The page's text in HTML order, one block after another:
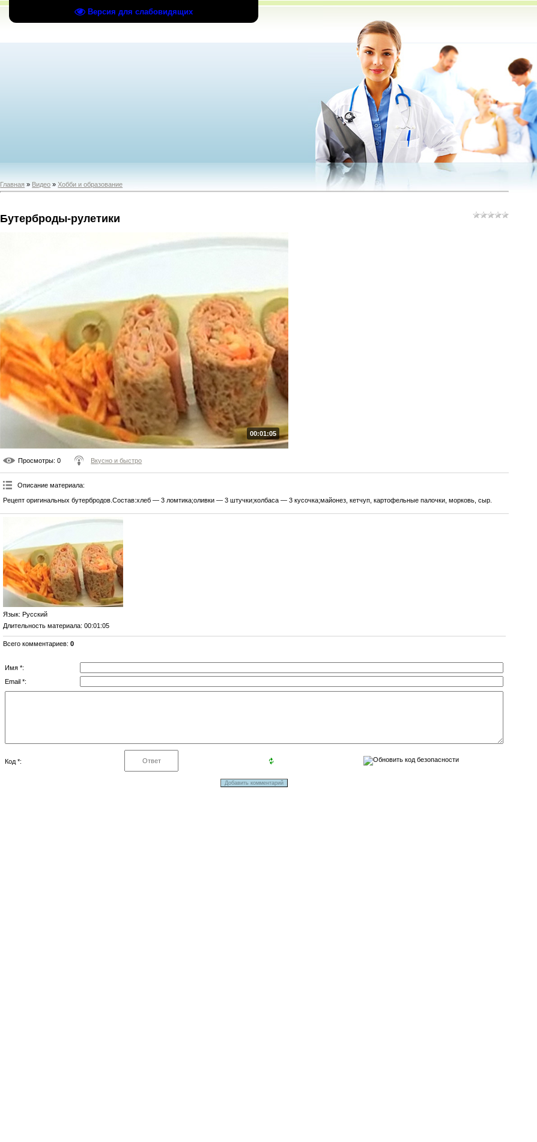
Версия для слабовидящих
Главная » Видео »Хобби и образование
Бутерброды-рулетики
00:01:05
Просмотры: 0 Вкусно и быстро
Описание материала:
Рецепт оригинальных бутербродов.Состав:хлеб — 3 ломтика;оливки — 3 штучки;колбаса — 3 кусочка;майонез, кетчуп, картофельные палочки, морковь, сыр.
Язык: Русский
Длительность материала: 00:01:05
Всего комментариев:0
Имя *:
Email *:
Код *: